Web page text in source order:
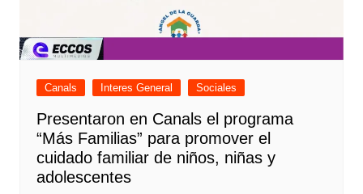
Canals Interes General Sociales
Presentaron en Canals el programa
“Más Familias” para promover el
cuidado familiar de niños, niñas y
adolescentes